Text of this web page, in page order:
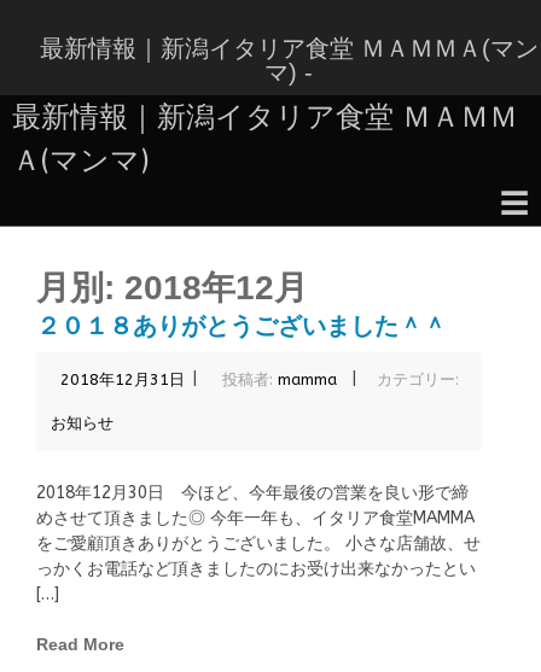
ツ
最新情報｜新潟イタリア食堂 ＭＡＭＭＡ(マン
マ) -
最新情報｜新潟イタリア食堂 ＭＡＭＭ
Ａ(マンマ)
☰
月別: 2018年12月
２０１８ありがとうございました＾＾
2018年12月31日 投稿者: mamma カテゴリー:
お知らせ
2018年12月30日 今ほど、今年最後の営業を良い形で締
めさせて頂きました◎ 今年一年も、イタリア食堂MAMMA
をご愛顧頂きありがとうございました。 小さな店舗故、せ
っかくお電話など頂きましたのにお受け出来なかったとい
[…]
Read More